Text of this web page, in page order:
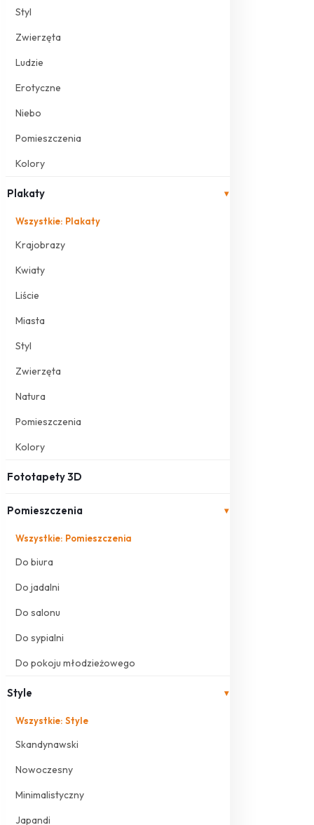
Styl
Zwierzęta
Ludzie
Erotyczne
Niebo
Pomieszczenia
Kolory
Plakaty ▾
Wszystkie: Plakaty
Krajobrazy
Kwiaty
Liście
Miasta
Styl
Zwierzęta
Natura
Pomieszczenia
Kolory
Fototapety 3D
Pomieszczenia ▾
Wszystkie: Pomieszczenia
Do biura
Do jadalni
Do salonu
Do sypialni
Do pokoju młodzieżowego
Style ▾
Wszystkie: Style
Skandynawski
Nowoczesny
Minimalistyczny
Japandi